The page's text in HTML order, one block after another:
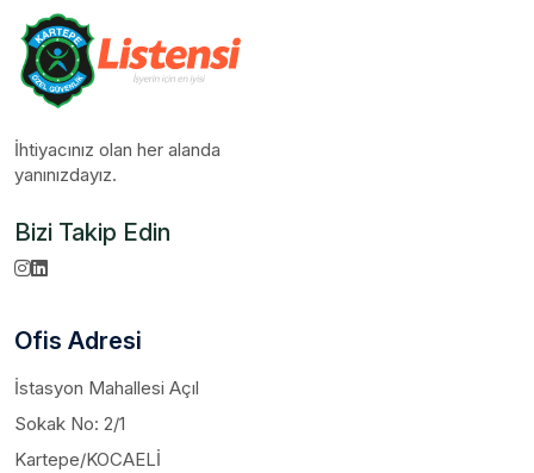
İhtiyacınız olan her alanda
yanınızdayız.
Bizi Takip Edin
Ofis Adresi
İstasyon Mahallesi Açıl
Sokak No: 2/1
Kartepe/KOCAELİ